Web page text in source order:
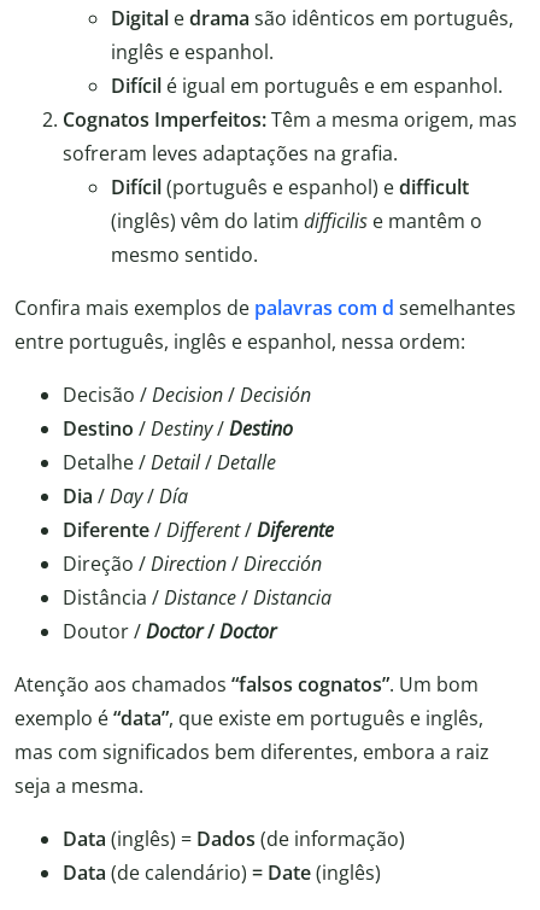
Digital edrama são idênticos em português,
inglês e espanhol.
Difícil é igual em português e em espanhol.
Cognatos Imperfeitos:Têm a mesma origem, mas
sofreram leves adaptações na grafia.
Difícil(português e espanhol) edifficult
(inglês) vêm do latim difficilis e mantêm o
mesmo sentido.
Confira mais exemplos de palavras com d semelhantes
entre português, inglês e espanhol, nessa ordem:
Decisão /Decision/Decisión
Destino /Destiny/Destino
Detalhe /Detail/Detalle
Dia /Day/Día
Diferente/Different/Diferente
Direção /Direction/Dirección
Distância /Distance/Distancia
Doutor /Doctor/Doctor
Atenção aos chamados “falsos cognatos”. Um bom
exemplo é“data”, que existe em português e inglês,
mas com significados bem diferentes, embora a raiz
seja a mesma.
Data (inglês) = Dados (de informação)
Data (de calendário) = Date(inglês)